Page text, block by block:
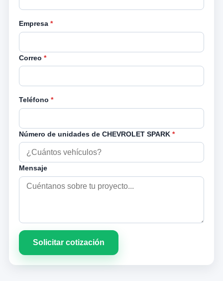
Empresa *
Correo *
Teléfono *
Número de unidades de CHEVROLET SPARK *
Mensaje
Solicitar cotización